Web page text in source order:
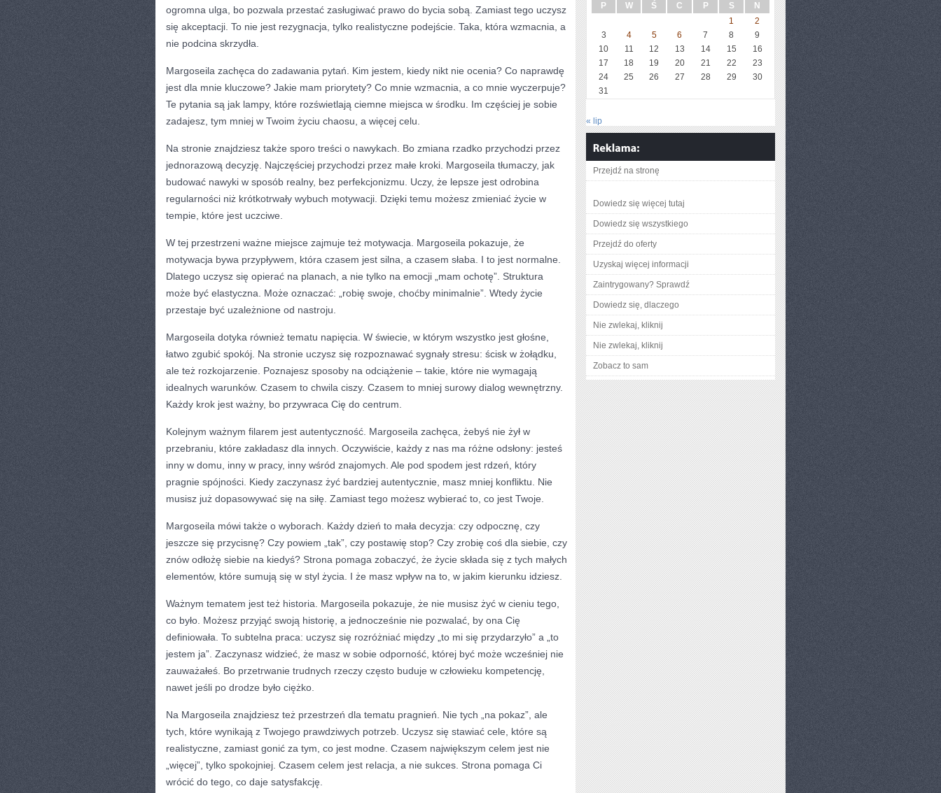
ogromna ulga, bo pozwala przestać zasługiwać prawo do bycia sobą. Zamiast tego uczysz
się akceptacji. To nie jest rezygnacja, tylko realistyczne podejście. Taka, która wzmacnia, a
nie podcina skrzydła.
Margoseila zachęca do zadawania pytań. Kim jestem, kiedy nikt nie ocenia? Co naprawdę
jest dla mnie kluczowe? Jakie mam priorytety? Co mnie wzmacnia, a co mnie wyczerpuje?
Te pytania są jak lampy, które rozświetlają ciemne miejsca w środku. Im częściej je sobie
zadajesz, tym mniej w Twoim życiu chaosu, a więcej celu.
Na stronie znajdziesz także sporo treści o nawykach. Bo zmiana rzadko przychodzi przez
jednorazową decyzję. Najczęściej przychodzi przez małe kroki. Margoseila tłumaczy, jak
budować nawyki w sposób realny, bez perfekcjonizmu. Uczy, że lepsze jest odrobina
regularności niż krótkotrwały wybuch motywacji. Dzięki temu możesz zmieniać życie w
tempie, które jest uczciwe.
W tej przestrzeni ważne miejsce zajmuje też motywacja. Margoseila pokazuje, że
motywacja bywa przypływem, która czasem jest silna, a czasem słaba. I to jest normalne.
Dlatego uczysz się opierać na planach, a nie tylko na emocji „mam ochotę”. Struktura
może być elastyczna. Może oznaczać: „robię swoje, choćby minimalnie”. Wtedy życie
przestaje być uzależnione od nastroju.
Margoseila dotyka również tematu napięcia. W świecie, w którym wszystko jest głośne,
łatwo zgubić spokój. Na stronie uczysz się rozpoznawać sygnały stresu: ścisk w żołądku,
ale też rozkojarzenie. Poznajesz sposoby na odciążenie – takie, które nie wymagają
idealnych warunków. Czasem to chwila ciszy. Czasem to mniej surowy dialog wewnętrzny.
Każdy krok jest ważny, bo przywraca Cię do centrum.
Kolejnym ważnym filarem jest autentyczność. Margoseila zachęca, żebyś nie żył w
przebraniu, które zakładasz dla innych. Oczywiście, każdy z nas ma różne odsłony: jesteś
inny w domu, inny w pracy, inny wśród znajomych. Ale pod spodem jest rdzeń, który
pragnie spójności. Kiedy zaczynasz żyć bardziej autentycznie, masz mniej konfliktu. Nie
musisz już dopasowywać się na siłę. Zamiast tego możesz wybierać to, co jest Twoje.
Margoseila mówi także o wyborach. Każdy dzień to mała decyzja: czy odpocznę, czy
jeszcze się przycisnę? Czy powiem „tak”, czy postawię stop? Czy zrobię coś dla siebie, czy
znów odłożę siebie na kiedyś? Strona pomaga zobaczyć, że życie składa się z tych małych
elementów, które sumują się w styl życia. I że masz wpływ na to, w jakim kierunku idziesz.
Ważnym tematem jest też historia. Margoseila pokazuje, że nie musisz żyć w cieniu tego,
co było. Możesz przyjąć swoją historię, a jednocześnie nie pozwalać, by ona Cię
definiowała. To subtelna praca: uczysz się rozróżniać między „to mi się przydarzyło” a „to
jestem ja”. Zaczynasz widzieć, że masz w sobie odporność, której być może wcześniej nie
zauważałeś. Bo przetrwanie trudnych rzeczy często buduje w człowieku kompetencję,
nawet jeśli po drodze było ciężko.
Na Margoseila znajdziesz też przestrzeń dla tematu pragnień. Nie tych „na pokaz”, ale
tych, które wynikają z Twojego prawdziwych potrzeb. Uczysz się stawiać cele, które są
realistyczne, zamiast gonić za tym, co jest modne. Czasem największym celem jest nie
„więcej”, tylko spokojniej. Czasem celem jest relacja, a nie sukces. Strona pomaga Ci
wrócić do tego, co daje satysfakcję.
P W Ś C P S
N
1
2
3
4 5 6 7 8
9
10
11 12 13 14 15
16
17
18 19 20 21 22
23
24
25 26 27 28 29
30
31
« lip
Przejdź na stronę
Dowiedz się więcej tutaj
Dowiedz się wszystkiego
Przejdź do oferty
Uzyskaj więcej informacji
Zaintrygowany? Sprawdź
Dowiedz się, dlaczego
Nie zwlekaj, kliknij
Nie zwlekaj, kliknij
Zobacz to sam